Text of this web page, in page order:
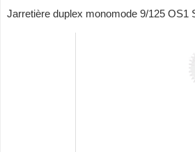
Jarretière duplex monomode 9/125 OS1